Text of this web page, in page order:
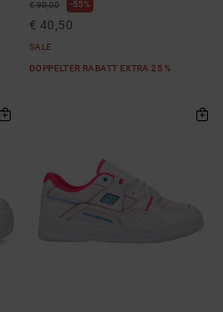
€ 90,00 55%
€ 40,50
SALE
DOPPELTER RABATT EXTRA 25 %